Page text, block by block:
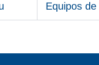
Equipos